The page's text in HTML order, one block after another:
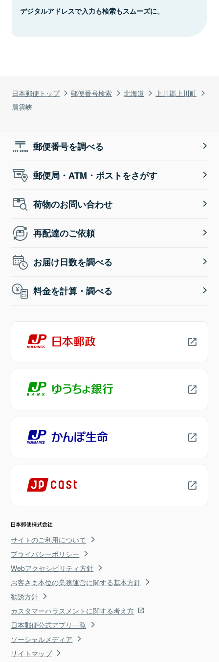
日本郵便トップ 郵便番号検索 北海道
上川郡上川町
層雲峡
デジタルアドレスで入力も検索もスムーズに。
郵便番号を調べる
郵便局・ATM・ポストをさがす
荷物のお問い合わせ
再配達のご依頼
お届け日数を調べる
料金を計算・調べる
サイトのご利用について
プライバシーポリシー
Webアクセシビリティ方針
お客さま本位の業務運営に関する基本方針
勧誘方針
カスタマーハラスメントに関する考え方
日本郵便公式アプリ一覧
ソーシャルメディア
サイトマップ